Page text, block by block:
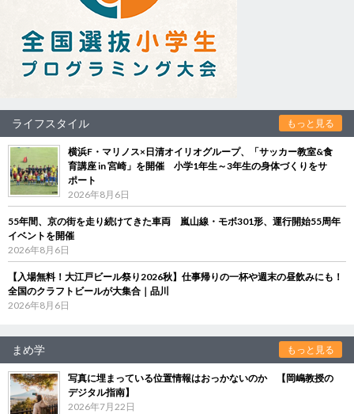
ライフスタイル もっと見る
横浜F・マリノス×日清オイリオグループ、「サッカー教室&食
育講座 in 宮崎」を開催 小学1年生～3年生の身体づくりをサ
ポート
2026年8月6日
55年間、京の街を走り続けてきた車両 嵐山線・モボ301形、運行開始55周年
イベントを開催
2026年8月6日
【入場無料！大江戸ビール祭り2026秋】仕事帰りの一杯や週末の昼飲みにも！
全国のクラフトビールが大集合｜品川
2026年8月6日
まめ学 もっと見る
写真に埋まっている位置情報はおっかないのか 【岡嶋教授の
デジタル指南】
2026年7月22日